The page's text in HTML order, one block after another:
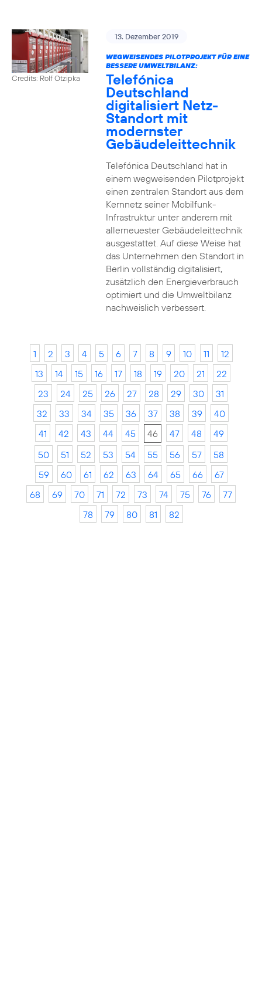
Credits: Rolf Otzipka
13. Dezember 2019
WEGWEISENDES PILOTPROJEKT FÜR EINE
BESSERE UMWELTBILANZ:
Telefónica
Deutschland
digitalisiert Netz-
Standort mit
modernster
Gebäudeleittechnik
Telefónica Deutschland hat in
einem wegweisenden Pilotprojekt
einen zentralen Standort aus dem
Kernnetz seiner Mobilfunk-
Infrastruktur unter anderem mit
allerneuester Gebäudeleittechnik
ausgestattet. Auf diese Weise hat
das Unternehmen den Standort in
Berlin vollständig digitalisiert,
zusätzlich den Energieverbrauch
optimiert und die Umweltbilanz
nachweislich verbessert.
1 2 3 4 5 6 7 8 9 10 11
12
13
14 15 16 17 18 19 20 21
22
23
24 25 26 27 28 29 30
31
32
33 34 35 36 37 38 39
40
41
42 43 44 45 46 47 48
49
50
51 52 53 54 55 56 57
58
59
60 61 62 63 64 65 66
67
68
69 70 71 72 73 74 75 76
77
78
79 80 81 82